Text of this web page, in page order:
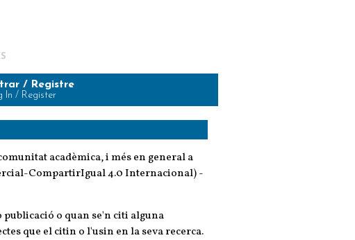
/ Registre
In / Register
acadèmica, i més en general a
CompartirIgual 4.0 Internacional) -
o quan se'n citi alguna
que el citin o l'usin en la seva recerca.